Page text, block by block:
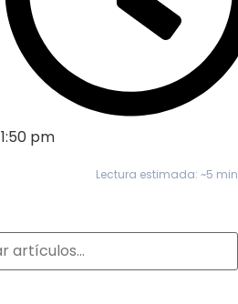
1:50 pm
Lectura estimada: ~5 min